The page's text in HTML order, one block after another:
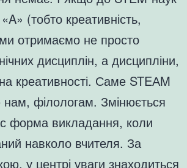
(тобто креативність,
ми отримаємо не просто
дисциплін, а дисципліни,
креативності. Саме STEАM
нам, філологам. Змінюється
форма викладання, коли
навколо вчителя. За
у центрі уваги знаходиться